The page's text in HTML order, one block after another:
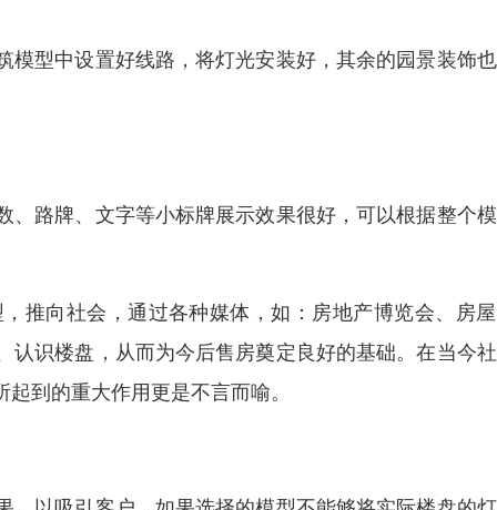
中设置好线路，将灯光安装好，其余的园景装饰
牌、文字等小标牌展示效果很好，可以根据整个
推向社会，通过各种媒体，如：房地产博览会、房
识楼盘，从而为今后售房奠定良好的基础。在当今
到的重大作用更是不言而喻。